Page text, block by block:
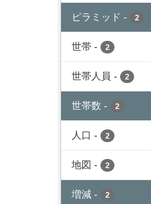
ピラミッド - 2
世帯 - 2
世帯人員 - 2
世帯数 - 2
人口 - 2
地図 - 2
増減 - 2